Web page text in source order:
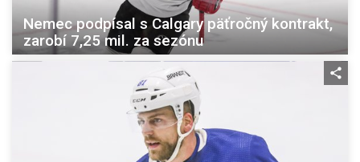
Nemec podpísal s Calgary päťročný kontrakt,
zarobí 7,25 mil. za sezónu